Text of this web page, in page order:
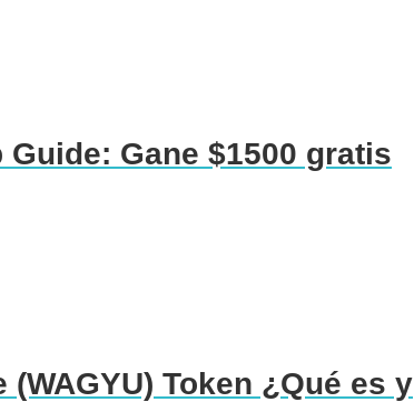
Gane $1500 gratis
Token ¿Qué es y